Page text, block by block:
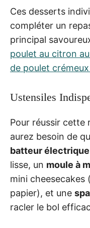
Ces desserts
compléter un
principal
poulet au citron
de poulet
Ustensiles
Pour réussir cette
aurez besoin de
batteur électrique
lisse, un moule à
mini cheesecakes
papier), et une
racler le bol